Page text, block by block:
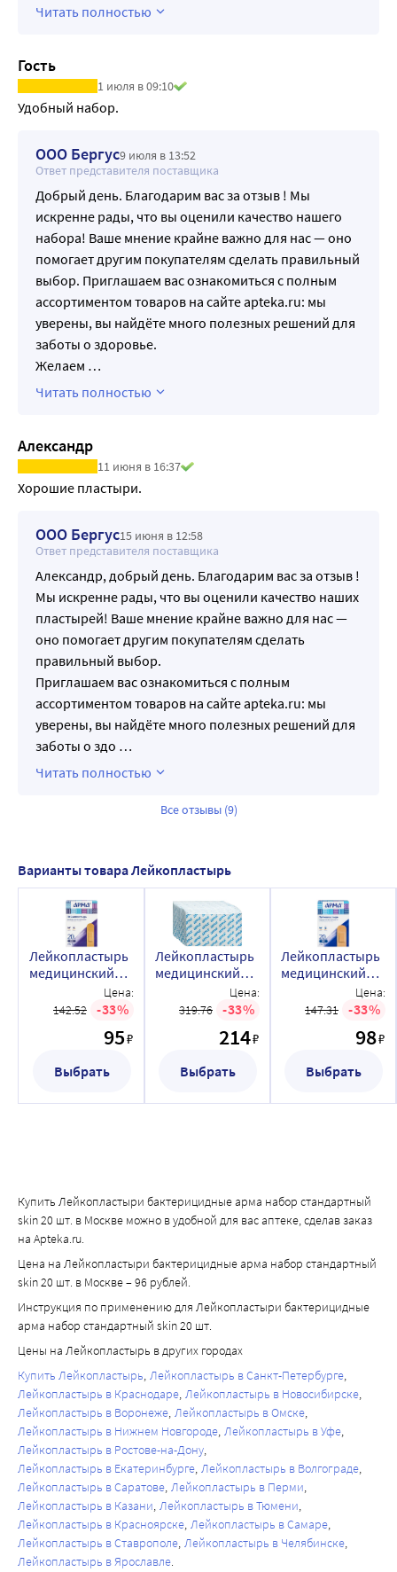
Читать полностью
Гость
1 июля в 09:10
Удобный набор.
ООО Бергус9 июля в 13:52
Ответ представителя поставщика
Добрый день. Благодарим вас за отзыв ! Мы
искренне рады, что вы оценили качество нашего
набора! Ваше мнение крайне важно для нас — оно
помогает другим покупателям сделать правильный
выбор. Приглашаем вас ознакомиться с полным
ассортиментом товаров на сайте apteka.ru: мы
уверены, вы найдёте много полезных решений для
заботы о здоровье.
Желаем …
Читать полностью
Александр
11 июня в 16:37
Хорошие пластыри.
ООО Бергус15 июня в 12:58
Ответ представителя поставщика
Александр, добрый день. Благодарим вас за отзыв !
Мы искренне рады, что вы оценили качество наших
пластырей! Ваше мнение крайне важно для нас —
оно помогает другим покупателям сделать
правильный выбор.
Приглашаем вас ознакомиться с полным
ассортиментом товаров на сайте apteka.ru: мы
уверены, вы найдёте много полезных решений для
заботы о здо …
Читать полностью
Все отзывы (9)
Варианты товара Лейкопластырь
Лейкопластырь
медицинский
бактерицидный
на полимерной
хлоргексидина
арма телесный
Цена:
142.52
33
95₽
Выбрать
Лейкопластырь
медицинский
бактерицидный
на полимерной
хлоргексидина
арма телесный
Цена:
319.76
33
214₽
Выбрать
Лейкопластырь
медицинский
бактерицидный
на полимерной
хлоргексидина
арма телесный
Цена:
147.31
33
98₽
Выбрать
Купить Лейкопластыри бактерицидные арма набор стандартный
skin 20 шт. в Москве можно в удобной для вас аптеке, сделав заказ
на Apteka.ru.
Цена на Лейкопластыри бактерицидные арма набор стандартный
skin 20 шт. в Москве – 96 рублей.
Инструкция по применению для Лейкопластыри бактерицидные
арма набор стандартный skin 20 шт.
Цены на Лейкопластырь в других городах
Купить Лейкопластырь Лейкопластырь в Санкт-Петербурге
Лейкопластырь в Краснодаре Лейкопластырь в Новосибирске
Лейкопластырь в Воронеже Лейкопластырь в Омске
Лейкопластырь в Нижнем Новгороде Лейкопластырь в Уфе
Лейкопластырь в Ростове-на-Дону
Лейкопластырь в Екатеринбурге Лейкопластырь в Волгограде
Лейкопластырь в Саратове Лейкопластырь в Перми
Лейкопластырь в Казани Лейкопластырь в Тюмени
Лейкопластырь в Красноярске Лейкопластырь в Самаре
Лейкопластырь в Ставрополе Лейкопластырь в Челябинске
Лейкопластырь в Ярославле